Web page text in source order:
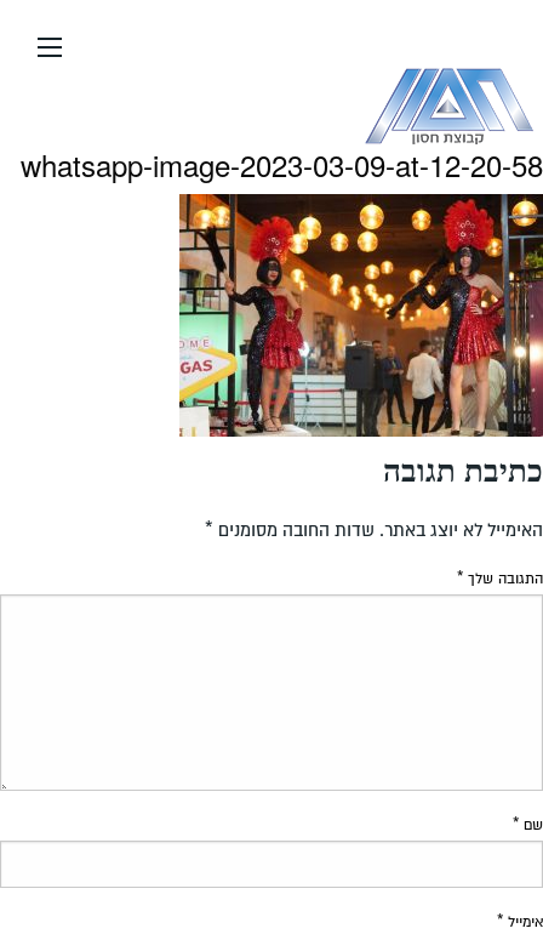
העמוד
whatsapp-image-2023-03-09-at-12-20-58
כתיבת תגובה
האימייל לא יוצג באתר. שדות החובה מסומנים *
התגובה שלך *
שם *
אימייל *